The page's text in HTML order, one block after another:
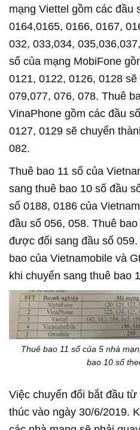
mạng Viettel gồm các đầu
0164,0165, 0166, 0167,
032, 033,034,
số của mạng MobiFone
0121, 0122, 0126, 0128
079,077, 076, 078. Thuê
VinaPhone gồm các đầu
0127, 0129 sẽ chuyển
082.
Thuê bao 11 số của
sang thuê bao 10 số đầu
số 0188, 0186 của
đầu số 056, 058. Thuê
được đổi sang đầu số
bao của Vietnamobile và
khi chuyển sang thuê bao
Thuê bao 11 số của 5 nhà
bao 10 số
Việc chuyển đổi bắt đầu
thúc vào ngày 30/6/2019.